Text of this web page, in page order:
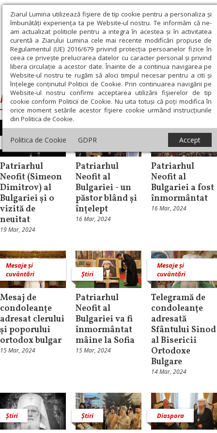
Ziarul Lumina utilizează fişiere de tip cookie pentru a personaliza și
îmbunătăți experiența ta pe Website-ul nostru. Te informăm că ne-
am actualizat politicile pentru a integra în acestea și în activitatea
curentă a Ziarului Lumina cele mai recente modificări propuse de
Regulamentul (UE) 2016/679 privind protecția persoanelor fizice în
ceea ce privește prelucrarea datelor cu caracter personal și privind
libera circulație a acestor date. Înainte de a continua navigarea pe
Website-ul nostru te rugăm să aloci timpul necesar pentru a citi și
înțelege conținutul Politicii de Cookie. Prin continuarea navigării pe
Website-ul nostru confirmi acceptarea utilizării fişierelor de tip
cookie conform Politicii de Cookie. Nu uita totuși că poți modifica în
orice moment setările acestor fişiere cookie urmând instrucțiunile
din Politica de Cookie.
Politica de Cookie GDPR Accept
Ziarul Lumina › Patriarhul Neofit al Bulgariei
Patriarhul Neofit al Bulgariei
Repere și idei
Patriarhul
Neofit (Simeon
Dimitrov) al
Bulgariei și o
vizită de
neuitat
19 Mar, 2024
cuvântări
Patriarhul
Neofit al
Bulgariei - un
păstor blând și
înțelept
16 Mar, 2024
Patriarhul
Neofit al
Bulgariei a fost
înmormântat
16 Mar, 2024
Mesaje și
cuvântări
Mesaj de
condoleanțe
adresat clerului
și poporului
ortodox bulgar
15 Mar, 2024
Știri
Patriarhul
Neofit al
Bulgariei va fi
înmormântat
mâine la Sofia
15 Mar, 2024
Mesaje și
cuvântări
Telegramă de
condoleanţe
adresată
Sfântului Sinod
al Bisericii
Ortodoxe
Bulgare
14 Mar, 2024
Știri Știri Diaspora